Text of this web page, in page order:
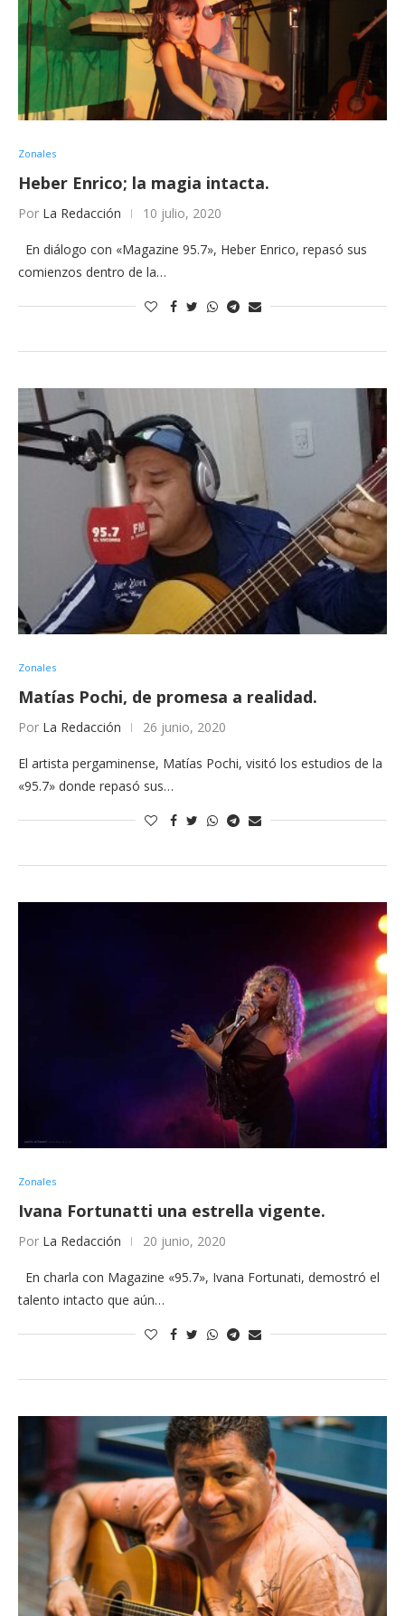
Zonales
Heber Enrico; la magia intacta.
Por La Redacción 10 julio, 2020
En diálogo con «Magazine 95.7», Heber Enrico, repasó sus
comienzos dentro de la…
Zonales
Matías Pochi, de promesa a realidad.
Por La Redacción 26 junio, 2020
El artista pergaminense, Matías Pochi, visitó los estudios de la
«95.7» donde repasó sus…
Zonales
Ivana Fortunatti una estrella vigente.
Por La Redacción 20 junio, 2020
En charla con Magazine «95.7», Ivana Fortunati, demostró el
talento intacto que aún…